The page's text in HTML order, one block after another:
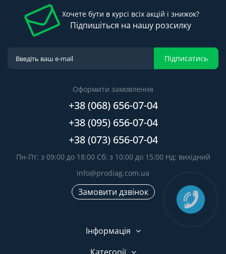
Хочете бути в курсі всіх акцій і знижок?
Підпишіться на нашу розсилку
Підписатись
Оформити замовлення
+38 (068) 656-07-04
+38 (095) 656-07-04
+38 (073) 656-07-04
Пн-Пт: з 09:00 до 18:00 Сб: з 10:00 до 15:00 Нд: вихідний
info@prodiag.com.ua
Замовити дзвінок
Інформація